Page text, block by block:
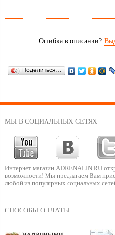
Ошибка в описании?
Поделиться…
МЫ В СОЦИАЛЬНЫХ СЕТЯХ
Интернет магазин ADRENALIN.RU
возможности! Мы предлагаем Вам
любой из популярных социальных
СПОСОБЫ ОПЛАТЫ